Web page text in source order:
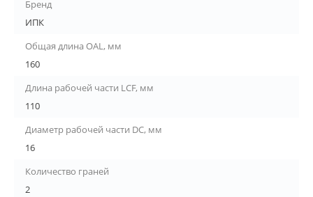
Бренд
ИПК
Общая длина OAL, мм
160
Длина рабочей части LCF, мм
110
Диаметр рабочей части DC, мм
16
Количество граней
2